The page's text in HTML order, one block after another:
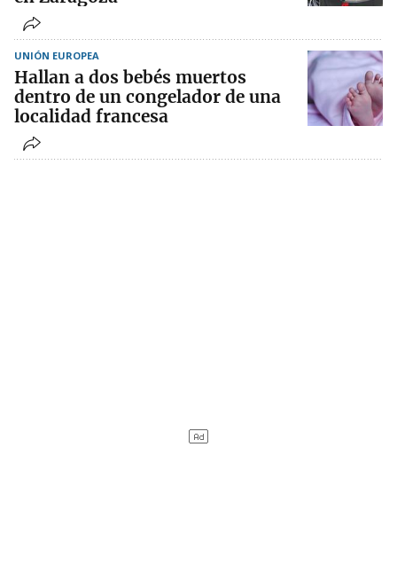
UNIÓN EUROPEA
Hallan a dos bebés muertos
dentro de un congelador de una
localidad francesa